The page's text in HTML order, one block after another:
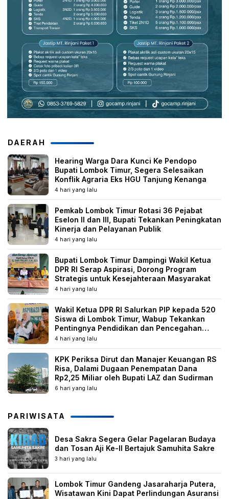
DAERAH
Hearing Warga Dara Kunci Ke Pendopo
Bupati Lombok Timur, Segera Selesaikan
Konflik Agraria Eks HGU Tanjung Kenanga
4 hari yang lalu
Pemkab Lombok Timur Rotasi 36 Pejabat
Eselon II dan III, Bupati Tekankan Peningkatan
Kinerja dan Pelayanan Publik
4 hari yang lalu
Bupati Lombok Timur Dampingi Wakil Ketua
DPR RI Serap Aspirasi, Dorong Program
Strategis untuk Kesejahteraan Masyarakat
4 hari yang lalu
Wakil Ketua DPR RI Salurkan PIP kepada 520
Siswa di Lombok Timur, Wabup Tekankan
Pentingnya Pendidikan dan Pencegahan
Perkawinan Anak
4 hari yang lalu
KPK Periksa Dirut dan Manajer Keuangan RS
Risa, Dalami Dugaan Penempatan Dana
Rp2,25 Miliar oleh Bupati LAZ dan Sudirman
6 hari yang lalu
PARIWISATA
Desa Sakra Segera Gelar Pagelaran Budaya
dan Tosan Aji Ke-II Bertajuk Samuhita Sakre
3 hari yang lalu
Lombok Timur Gandeng Jasaraharja Putera,
Wisatawan Kini Dapat Perlindungan Asuransi